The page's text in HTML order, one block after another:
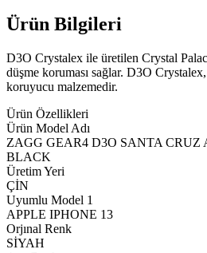
Ürün Bilgileri
D3O Crystalex ile üretilen Crystal
düşme koruması sağlar. D3O
koruyucu malzemedir.
Ürün Özellikleri
Ürün Model Adı
ZAGG GEAR4 D3O SANTA CRUZ
BLACK
Üretim Yeri
ÇİN
Uyumlu Model 1
APPLE IPHONE 13
Orjınal Renk
SİYAH